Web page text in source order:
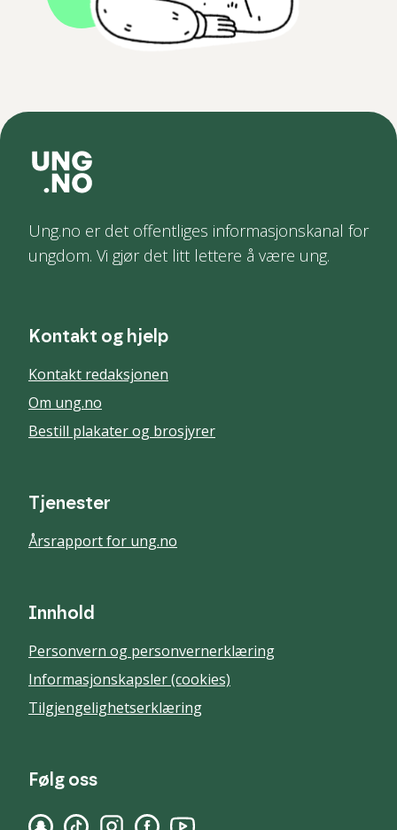
Ung.no er det offentliges informasjonskanal for
ungdom. Vi gjør det litt lettere å være ung.
Kontakt og hjelp
Kontakt redaksjonen
Om ung.no
Bestill plakater og brosjyrer
Tjenester
Årsrapport for ung.no
Innhold
Personvern og personvernerklæring
Informasjonskapsler (cookies)
Tilgjengelighetserklæring
Følg oss